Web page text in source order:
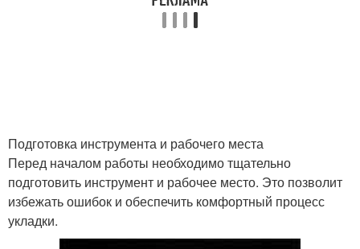
Подготовка инструмента и рабочего места
Перед началом работы необходимо тщательно
подготовить инструмент и рабочее место. Это позволит
избежать ошибок и обеспечить комфортный процесс
укладки.